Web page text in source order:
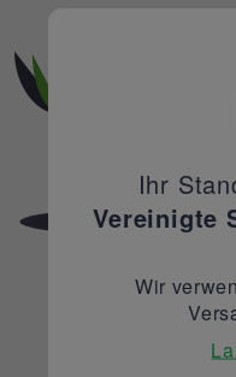
Ihr
Vereinigte
Wir